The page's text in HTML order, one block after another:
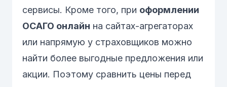
сервисы. Кроме того, при оформлении
ОСАГО онлайн на сайтах-агрегаторах
или напрямую у страховщиков можно
найти более выгодные предложения или
акции. Поэтому сравнить цены перед